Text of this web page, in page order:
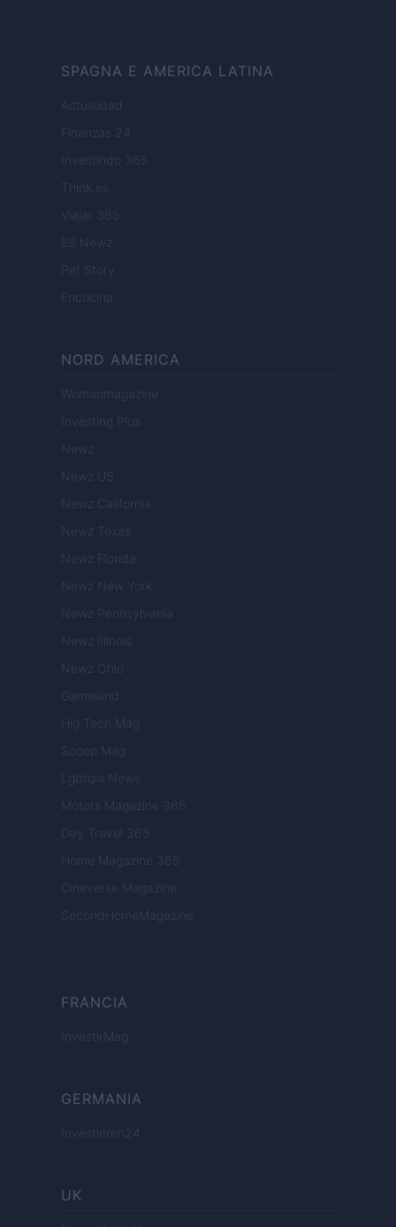
SPAGNA E AMERICA LATINA
Actualidad
Finanzas 24
Investindo 365
Think.es
Viajar 365
ES Newz
Pet Story
Encocina
NORD AMERICA
Womanmagazine
Investing Plus
Newz
Newz US
Newz California
Newz Texas
Newz Florida
Newz New York
Newz Pennsylvania
Newz Illinois
Newz Ohio
Gameland
Hig Tech Mag
Scoop Mag
Lgbtqia News
Motors Magazine 365
Day Travel 365
Home Magazine 365
Cineverse Magazine
SecondHomeMagazine
FRANCIA
InvestirMag
GERMANIA
Investieren24
UK